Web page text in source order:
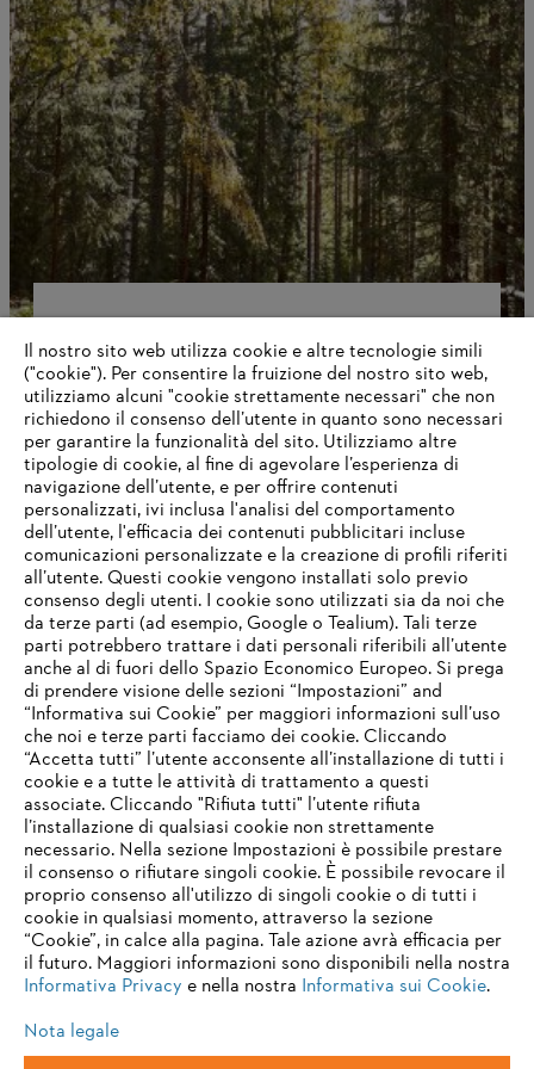
SIETE APERTI AD ALTRE PAGINE
STIHL?
Errore 404. STIHL è estremamente versatile, ma purtroppo
questa pagina non esiste (più). La nostra homepage offre
una panoramica di tutti i contenuti attuali del sito STIHL -
a portata di clic!
Vai alla homepage
Vai alla ricerca di lavoro
Informazioni per i fornitori
I prodotti
Contatto
Carriera
Sistema Whistleblower
Il nostro sito web utilizza cookie e altre tecnologie simili
("cookie"). Per consentire la fruizione del nostro sito web,
utilizziamo alcuni "cookie strettamente necessari" che non
richiedono il consenso dell’utente in quanto sono necessari
per garantire la funzionalità del sito. Utilizziamo altre
tipologie di cookie, al fine di agevolare l’esperienza di
navigazione dell’utente, e per offrire contenuti
personalizzati, ivi inclusa l'analisi del comportamento
dell’utente, l'efficacia dei contenuti pubblicitari incluse
comunicazioni personalizzate e la creazione di profili riferiti
all’utente. Questi cookie vengono installati solo previo
consenso degli utenti. I cookie sono utilizzati sia da noi che
da terze parti (ad esempio, Google o Tealium). Tali terze
parti potrebbero trattare i dati personali riferibili all’utente
anche al di fuori dello Spazio Economico Europeo. Si prega
di prendere visione delle sezioni “Impostazioni” and
“Informativa sui Cookie” per maggiori informazioni sull’uso
che noi e terze parti facciamo dei cookie. Cliccando
“Accetta tutti” l’utente acconsente all’installazione di tutti i
cookie e a tutte le attività di trattamento a questi
associate. Cliccando "Rifiuta tutti" l’utente rifiuta
l’installazione di qualsiasi cookie non strettamente
necessario. Nella sezione Impostazioni è possibile prestare
il consenso o rifiutare singoli cookie. È possibile revocare il
proprio consenso all'utilizzo di singoli cookie o di tutti i
cookie in qualsiasi momento, attraverso la sezione
“Cookie”, in calce alla pagina. Tale azione avrà efficacia per
il futuro. Maggiori informazioni sono disponibili nella nostra
Informativa Privacy e nella nostra Informativa sui Cookie.
Nota legale